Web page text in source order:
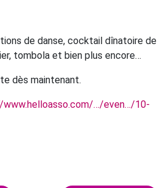
de danse, cocktail dînatoire de
tombola et bien plus encore…
dès maintenant.
…/even…/10-